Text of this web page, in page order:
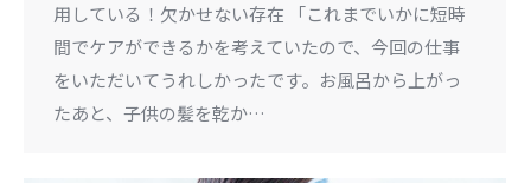
用している！欠かせない存在 「これまでいかに短時
間でケアができるかを考えていたので、今回の仕事
をいただいてうれしかったです。お風呂から上がっ
たあと、子供の髪を乾か…